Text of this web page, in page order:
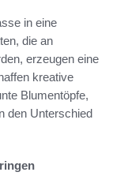
in eine
die an
erzeugen eine
kreative
Blumentöpfe,
den Unterschied